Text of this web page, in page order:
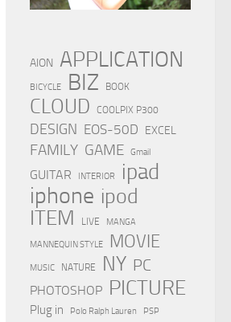
AION APPLICATION
BICYCLE BIZ BOOK
CLOUD COOLPIX P300
DESIGN EOS-50D EXCEL
FAMILY GAME Gmail
GUITAR INTERIOR ipad
iphone ipod
ITEM
LIVE MANGA
MANNEQUIN STYLE MOVIE
MUSIC NATURE NY PC
PHOTOSHOP PICTURE
Plug in Polo Ralph Lauren
PSP